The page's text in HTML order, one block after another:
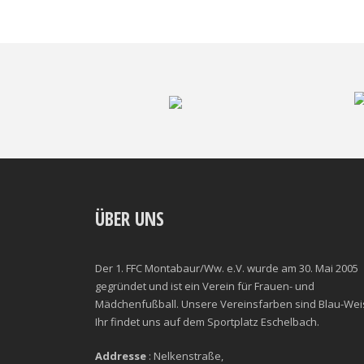
ÜBER UNS
Der 1. FFC Montabaur/Ww. e.V. wurde am 30. Mai 2005
gegründet und ist ein Verein für Frauen- und
Mädchenfußball. Unsere Vereinsfarben sind Blau-
Ihr findet uns auf dem Sportplatz Eschelbach.
Addresse : Nelkenstraße,